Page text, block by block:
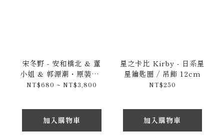
宋冬野 - 安和橋北 & 董
小姐 & 郭源潮・原裝CD
專輯 / 限量EP黑膠
NT$680 ~ NT$3,800
加入購物車
星之卡比 Kirby - 日系星
星鑰匙圈 / 吊飾 12cm
NT$250
加入購物車